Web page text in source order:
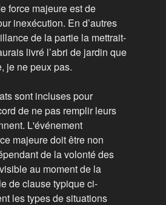
force majeure est de
inexécution. En d’autres
de la partie la mettrait-
livré l’abri de jardin que
je ne peux pas.
sont incluses pour
de ne pas remplir leurs
L'événement
majeure doit être non
de la volonté des
au moment de la
de clause typique ci-
les types de situations